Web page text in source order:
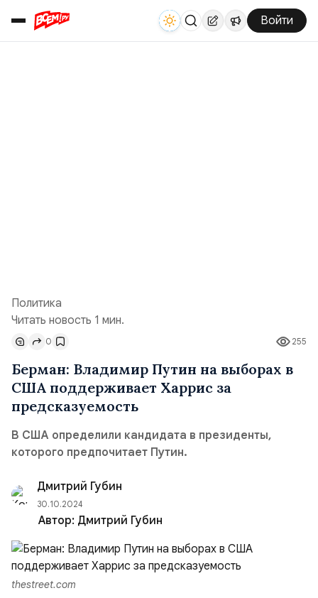
Войти
Политика
Читать новость 1 мин.
255
0
Берман: Владимир Путин на выборах в
США поддерживает Харрис за
предсказуемость
В США определили кандидата в президенты,
которого предпочитает Путин.
Дмитрий Губин
30.10.2024
Автор: Дмитрий Губин
thestreet.com